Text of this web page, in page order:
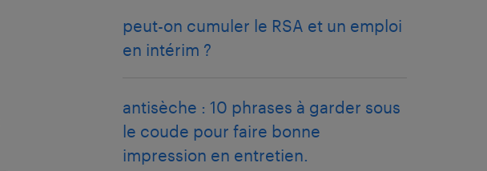
peut-on cumuler le RSA et un emploi
en intérim ?
antisèche : 10 phrases à garder sous
le coude pour faire bonne
impression en entretien.